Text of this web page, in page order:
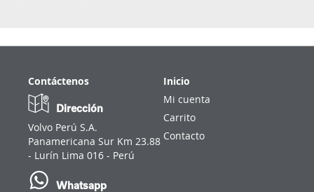
Contáctenos
Dirección
Volvo Perú S.A.
Panamericana Sur Km 23.88
- Lurín Lima 016 - Perú
Whatsapp
Inicio
Mi cuenta
Carrito
Contacto